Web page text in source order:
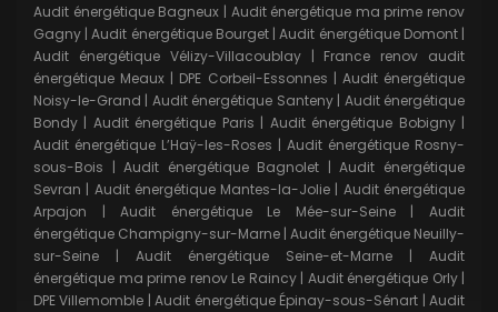
Audit énergétique Bagneux | Audit énergétique ma prime renov
Gagny |Audit énergétique Bourget|Audit énergétique Domont|
Audit énergétique Vélizy-Villacoublay| France renov audit
énergétique Meaux | DPE Corbeil-Essonnes | Audit énergétique
Noisy-le-Grand | Audit énergétique Santeny| Audit énergétique
Bondy | Audit énergétique Paris | Audit énergétique Bobigny|
Audit énergétique L’Haÿ-les-Roses | Audit énergétique Rosny-
sous-Bois |Audit énergétique Bagnolet |Audit énergétique
Sevran | Audit énergétique Mantes-la-Jolie | Audit énergétique
Arpajon |Audit énergétique Le Mée-sur-Seine|Audit
énergétique Champigny-sur-Marne | Audit énergétique Neuilly-
sur-Seine | Audit énergétique Seine-et-Marne | Audit
énergétique ma prime renov Le Raincy| Audit énergétique Orly|
DPE Villemomble |Audit énergétique Épinay-sous-Sénart |Audit